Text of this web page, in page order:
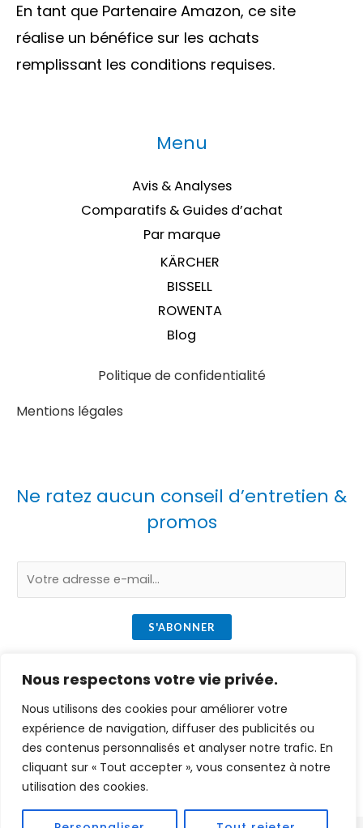
Nous respectons votre vie privée.
Nous utilisons des cookies pour améliorer votre
expérience de navigation, diffuser des publicités ou
des contenus personnalisés et analyser notre trafic. En
cliquant sur « Tout accepter », vous consentez à notre
utilisation des cookies.
En tant que Partenaire Amazon, ce site
réalise un bénéfice sur les achats
remplissant les conditions requises.
Menu
Avis & Analyses
Comparatifs & Guides d’achat
Par marque
KÄRCHER
BISSELL
ROWENTA
Blog
Politique de confidentialité
Mentions légales
Ne ratez aucun conseil d’entretien &
promos
m
S'ABONNER
Copyright © 2026 injection-extraction. Powered by [
webd].